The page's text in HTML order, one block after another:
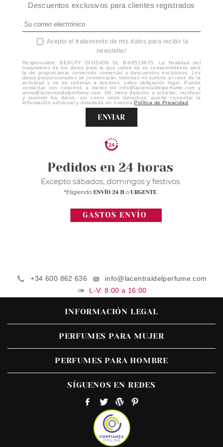
Descuentos exclusivos para clientes registrados
Acepto el tratamiento de mis datos para recibir la
newsletter
Responsable: BEAUTY DIVISION SL B-66515875. La finalidad del
tratamiento de los datos para la que usted da su consentimiento será
la de proporcionar contenido comercial y descuentos exclusivos. Los
datos proporcionados se conservarán mientras no solicite el cese de la
actividad y no se cederán a terceros, salvo obligación legal. Puede
contactar con nosotros a través de info@lacentraldelperfume.com y
anna@lacentraldelperfume.com. Ud. tiene derecho a acceder, rectificar
y suprimir los datos, así como otros derechos, puede consultar la
información adicional y detallada en nuestraPolítica de Privacidad
ENVIAR
+34 600 862 636
info@lacentraldelperfume.com
L-V: 8:00 a 16:00
INFORMACIÓN LEGAL
PERFUMES PARA MUJER
PERFUMES PARA HOMBRE
SÍGUENOS EN REDES